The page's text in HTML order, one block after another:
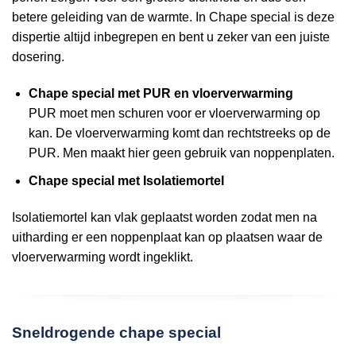
betere geleiding van de warmte. In Chape special is deze
dispertie altijd inbegrepen en bent u zeker van een juiste
dosering.
Chape special met PUR en vloerverwarming
PUR moet men schuren voor er vloerverwarming op
kan. De vloerverwarming komt dan rechtstreeks op de
PUR. Men maakt hier geen gebruik van noppenplaten.
Chape special met Isolatiemortel
Isolatiemortel kan vlak geplaatst worden zodat men na
uitharding er een noppenplaat kan op plaatsen waar de
vloerverwarming wordt ingeklikt.
Sneldrogende chape special